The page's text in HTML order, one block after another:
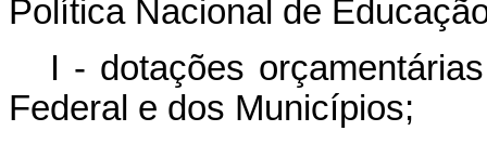
Política Nacional de
I - dotações
Federal e dos Municípios;